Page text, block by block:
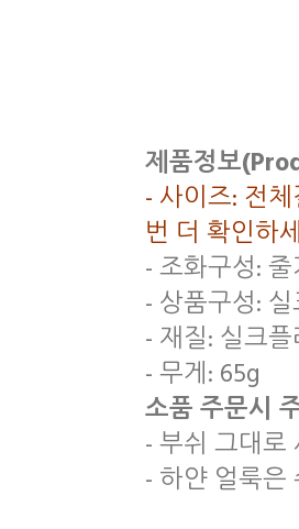
제품정보
- 사이즈: 전
번 더 확인하
- 조화구성:
- 상품구성:
- 재질: 실크
- 무게: 65g
소품 주문시
- 부쉬 그대로
- 하얀 얼룩은